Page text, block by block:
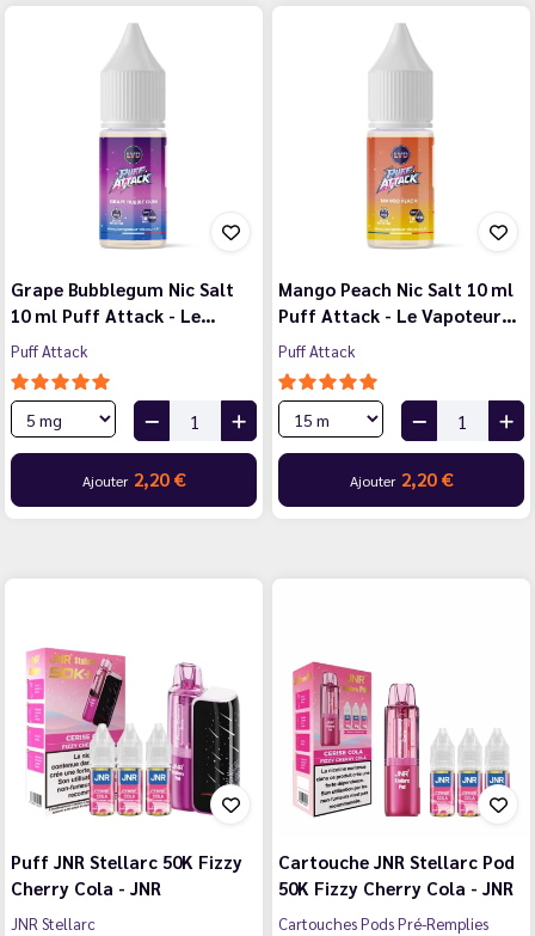
Grape Bubblegum Nic Salt
10 ml Puff Attack - Le…
Puff Attack
Ajouter 2,20 €
Mango Peach Nic Salt 10 ml
Puff Attack - Le Vapoteur…
Puff Attack
Ajouter 2,20 €
Puff JNR Stellarc 50K Fizzy
Cherry Cola - JNR
JNR Stellarc
Cartouche JNR Stellarc Pod
50K Fizzy Cherry Cola - JNR
Cartouches Pods Pré-Remplies